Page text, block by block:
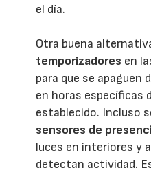
el día.
Otra buena
temporizadores en
para que se
en horas específicas
establecido. Incluso
sensores de
luces en interiores y
detectan actividad.